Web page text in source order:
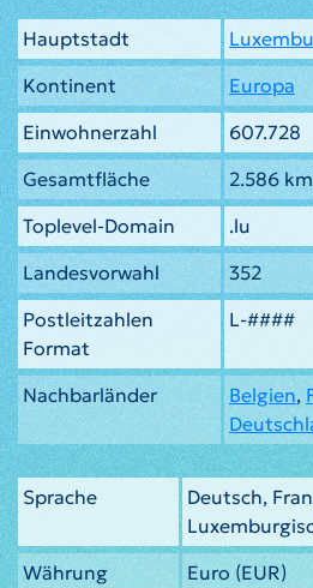
Hauptstadt
Kontinent
Europa
Einwohnerzahl
607.728
Gesamtfläche
2.586
Toplevel-Domain
.lu
Landesvorwahl
352
Postleitzahlen
Format
L-####
Nachbarländer Belgien,
Sprache
Deutsch,
Währung
Euro (EUR)